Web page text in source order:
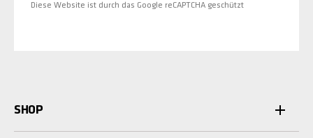
Diese Website ist durch das Google reCAPTCHA geschützt
SHOP